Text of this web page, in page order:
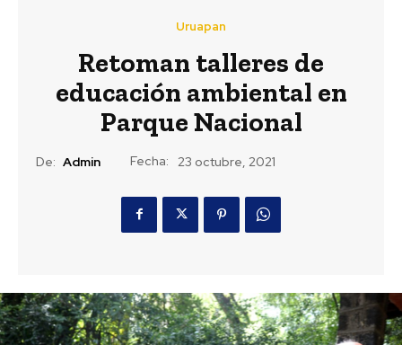
Uruapan
Retoman talleres de
educación ambiental en
Parque Nacional
De: Admin Fecha: 23 octubre, 2021